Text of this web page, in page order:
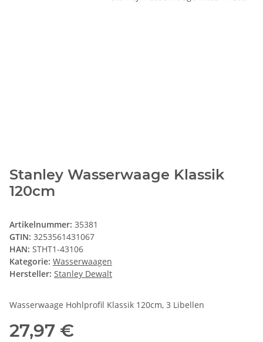
Stanley Wasserwaage Klassik
120cm
Artikelnummer: 35381
GTIN: 3253561431067
HAN: STHT1-43106
Kategorie: Wasserwaagen
Hersteller: Stanley Dewalt
Wasserwaage Hohlprofil Klassik 120cm, 3 Libellen
27,97 €